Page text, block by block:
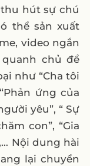
hút sự chú
thể sản xuất
video ngắn
chủ đề
như “Cha tôi
ứng của
yêu”, “ Sự
con”, “Gia
Nội dung hài
lại chuyển